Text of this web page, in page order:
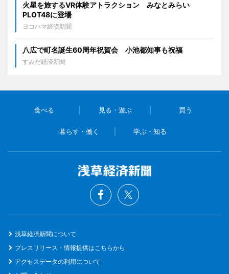
火星を旅するVR体験アトラクション みなとみらい
PLOT48に登場
ヨコハマ経済新聞
八広で町名誕生60周年祝賀会 小池都知事も祝福
すみだ経済新聞
食べる 見る・遊ぶ 買う
暮らす・働く 学ぶ・知る
浅草経済新聞について
プレスリリース・情報提供はこちらから
アクセスデータの利用について